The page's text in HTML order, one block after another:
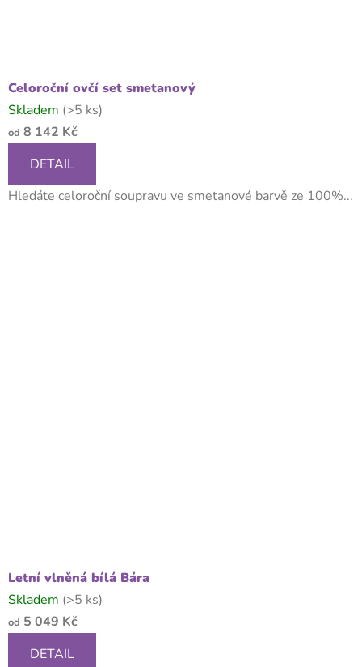
Celoroční ovčí set smetanový
Skladem (>5 ks)
od 8 142 Kč
DETAIL
Hledáte celoroční soupravu ve smetanové barvě ze 100%...
Letní vlněná bílá Bára
Skladem (>5 ks)
od 5 049 Kč
DETAIL